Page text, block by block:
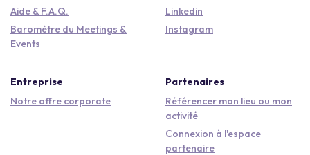
Aide & F.A.Q.
Baromètre du Meetings &
Events
Linkedin
Instagram
Entreprise
Notre offre corporate
Partenaires
Référencer mon lieu ou mon
activité
Connexion à l'espace
partenaire